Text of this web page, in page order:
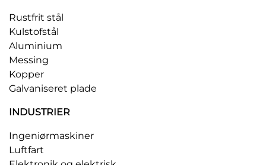
Rustfrit stål
Kulstofstål
Aluminium
Messing
Kopper
Galvaniseret plade
INDUSTRIER
Ingeniørmaskiner
Luftfart